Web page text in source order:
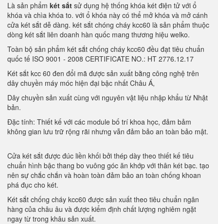
Là sản phẩm két sắt sử dụng hệ thống khóa két điện tử với ổ
khóa và chìa khóa to. với ổ khóa này có thể mở khóa và mở cánh
cửa két sắt dễ dàng. két sắt chóng cháy kcc60 là sản phẩm thuộc
dòng két sắt liên doanh hàn quốc mang thương hiệu welko.
Toàn bộ sản phẩm két sắt chống cháy kcc60 đều đạt tiêu chuẩn
quốc tế ISO 9001 - 2008 CERTIFICATE NO.: HT 2776.12.17
Két sắt kcc 60 đen đổi mã được sản xuất bằng công nghệ trên
dây chuyền máy móc hiện đại bậc nhất Châu Á,
Dây chuyền sản xuất cùng với nguyên vật liệu nhập khẩu từ Nhật
bản.
Đặc tính: Thiết kế với các module bố trí khoa học, đảm bảm
không gian lưu trữ rộng rãi nhưng vẫn đảm bảo an toàn bảo mật.
Cửa két sắt được đúc liền khối bởi thép dày theo thiết kế tiêu
chuẩn hình bậc thang bo vuông góc ăn khớp với thân két bạc. tạo
nên sự chắc chắn và hoàn toàn đảm bảo an toàn chống khoan
phá đục cho két.
Két sắt chống cháy kcc60 được sản xuất theo tiêu chuẩn ngân
hàng của châu âu và được kiểm định chất lượng nghiêm ngặt
ngay từ trong khâu sản xuất.